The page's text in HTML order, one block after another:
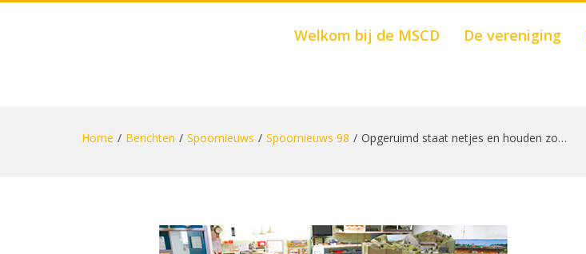
Welkom bij de MSCD De vereniging
Home Berichten Spoornieuws Spoornieuws 98 Opgeruimd staat netjes en houden zo…